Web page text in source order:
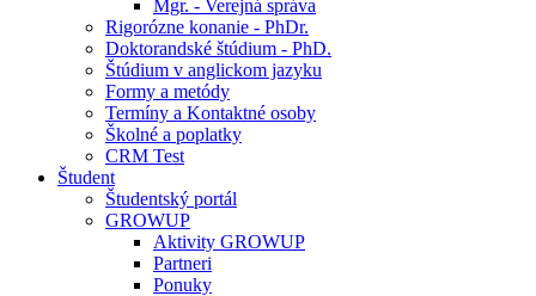
Mgr. - Verejná správa
Rigorózne konanie - PhDr.
Doktorandské štúdium - PhD.
Štúdium v anglickom jazyku
Formy a metódy
Termíny a Kontaktné osoby
Školné a poplatky
CRM Test
Študent
Študentský portál
GROWUP
Aktivity GROWUP
Partneri
Ponuky